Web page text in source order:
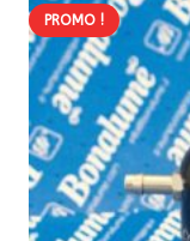
PROMO !